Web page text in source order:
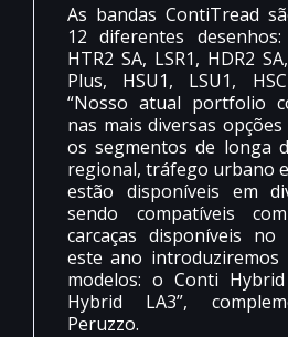
As bandas ContiTread
12 diferentes desenhos:
HTR2 SA, LSR1, HDR2
Plus, HSU1, LSU1,
“Nosso atual portfolio
nas mais diversas
os segmentos de longa
regional, tráfego urbano
estão disponíveis em
sendo compatíveis
carcaças disponíveis no
este ano introduziremos
modelos: o Conti
Hybrid LA3”,
Peruzzo.